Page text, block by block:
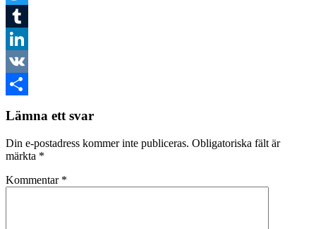
Twitter
Tumblr
LinkedIn
VK
Lämna ett svar
Din e-postadress kommer inte publiceras. Obligatoriska fält är
märkta *
Kommentar *